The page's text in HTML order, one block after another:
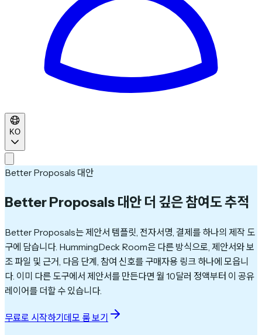
KO
Better Proposals 대안
Better Proposals 대안 더 깊은 참여도 추적
Better Proposals는 제안서 템플릿, 전자서명, 결제를 하나의 제작 도
구에 담습니다. HummingDeck Room은 다른 방식으로, 제안서와 보
조 파일 및 근거, 다음 단계, 참여 신호를 구매자용 링크 하나에 모읍니
다. 이미 다른 도구에서 제안서를 만든다면 월 10달러 정액부터 이 공유
레이어를 더할 수 있습니다.
무료로 시작하기 데모 룸 보기